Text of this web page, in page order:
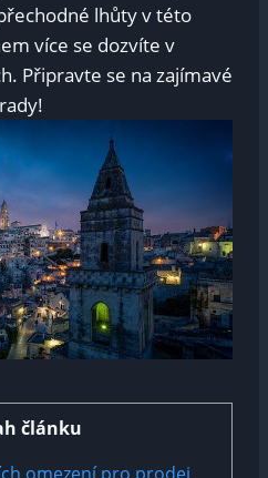
lhůty v této
‌více‌ se dozvíte v​
Připravte se na zajímavé
článku